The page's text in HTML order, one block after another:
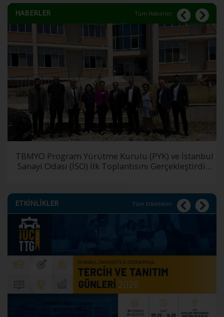
HABERLER Tüm Haberler
TBMYO Program Yürütme Kurulu (PYK) ve İstanbul
Sanayi Odası (İSO) İlk Toplantısını Gerçekleştirdi...
ETKİNLİKLER Tüm Etkinlikler